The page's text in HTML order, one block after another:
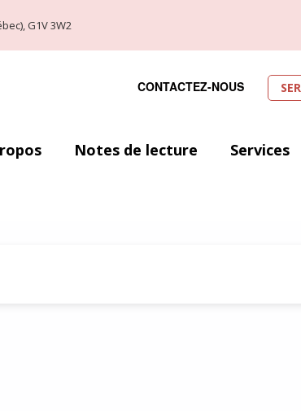
G1V 3W2
CONTACTEZ-NOUS
Notes de lecture Services